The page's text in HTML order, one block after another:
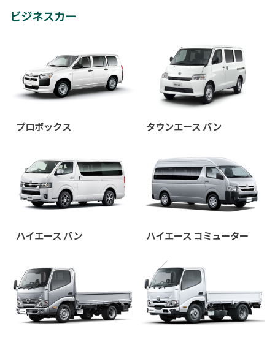
ビジネスカー
プロボックス タウンエース バン
ハイエース バン ハイエース コミューター